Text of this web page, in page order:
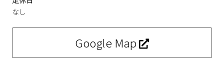
なし
Google Map